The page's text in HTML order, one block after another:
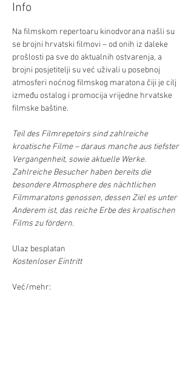
Info
Na filmskom repertoaru kinodvorana našli su
se brojni hrvatski filmovi – od onih iz daleke
prošlosti pa sve do aktualnih ostvarenja, a
brojni posjetitelji su već uživali u posebnoj
atmosferi noćnog filmskog maratona čiji je cilj
između ostalog i promocija vrijedne hrvatske
filmske baštine.
Teil des Filmrepetoirs sind zahlreiche
kroatische Filme – daraus manche aus tiefster
Vergangenheit, sowie aktuelle Werke.
Zahlreiche Besucher haben bereits die
besondere Atmosphere des nächtlichen
Filmmaratons genossen, dessen Ziel es unter
Anderem ist, das reiche Erbe des kroatischen
Films zu fördern.
Ulaz besplatan
Kostenloser Eintritt
Već/mehr: